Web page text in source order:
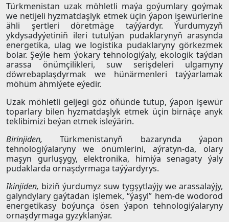
Türkmenistan uzak möhletli maýa goýumlary goýmak
we netijeli hyzmatdaşlyk etmek üçin ýapon işewürlerine
ähli şertleri döretmäge taýýardyr. Ýurdumyzyň
ykdysadyýetiniň ileri tutulýan pudaklarynyň arasynda
energetika, ulag we logistika pudaklaryny görkezmek
bolar. Şeýle hem ýokary tehnologiýaly, ekologik taýdan
arassa önümçilikleri, suw serişdeleri ulgamyny
döwrebaplaşdyrmak we hünärmenleri taýýarlamak
möhüm ähmiýete eýedir.
Uzak möhletli geljegi göz öňünde tutup, ýapon işewür
toparlary bilen hyzmatdaşlyk etmek üçin birnäçe anyk
teklibimizi beýan etmek isleýärin.
Birinjiden, Türkmenistanyň bazarynda ýapon
tehnologiýalaryny we önümlerini, aýratyn-da, olary
maşyn gurluşygy, elektronika, himiýa senagaty ýaly
pudaklarda ornaşdyrmaga taýýardyrys.
Ikinjiden, biziň ýurdumyz suw tygşytlaýjy we arassalaýjy,
galyndylary gaýtadan işlemek, “ýaşyl” hem-de wodorod
energetikasy boýunça ösen ýapon tehnologiýalaryny
ornaşdyrmaga gyzyklanýar.